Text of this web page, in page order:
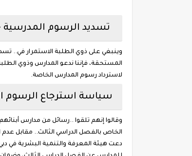
تسديد الرسوم
وينبغي على ذوي الطلبة الاستمرار في..
المستحقة، فإننا ندعو المدارس وذوي
لاسترداد رسوم المدارس الخاصة.
سياسة استرجاع الرسوم
وقالوا إنهم تلقوا ..رسائل من مدارس
الخاص بالفصل الدراسي الثالث.. مقابل
دعت هيئة المعرفة والتنمية البشرية في